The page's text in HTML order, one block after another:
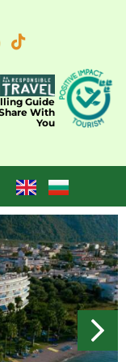
Guide
With
You